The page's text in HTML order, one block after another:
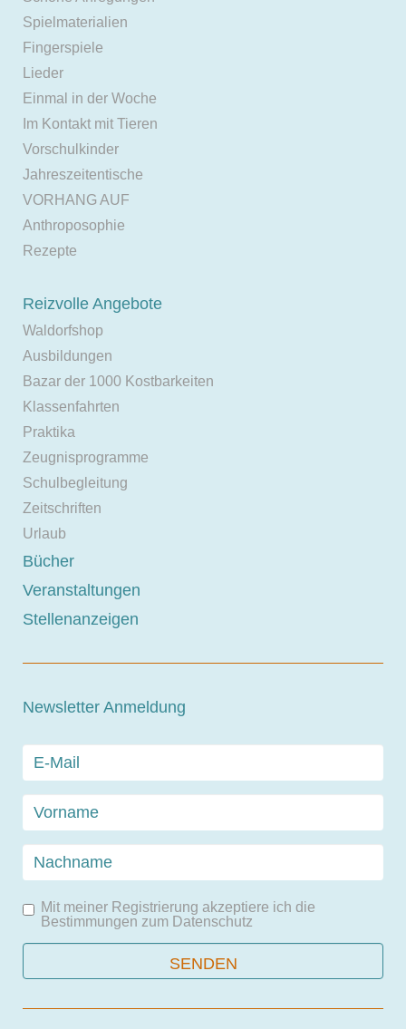
Spielmaterialien
Fingerspiele
Lieder
Einmal in der Woche
Im Kontakt mit Tieren
Vorschulkinder
Jahreszeitentische
VORHANG AUF
Anthroposophie
Rezepte
Reizvolle Angebote
Waldorfshop
Ausbildungen
Bazar der 1000 Kostbarkeiten
Klassenfahrten
Praktika
Zeugnisprogramme
Schulbegleitung
Zeitschriften
Urlaub
Bücher
Veranstaltungen
Stellenanzeigen
Newsletter Anmeldung
Mit meiner Registrierung akzeptiere ich die
Bestimmungen zum Datenschutz